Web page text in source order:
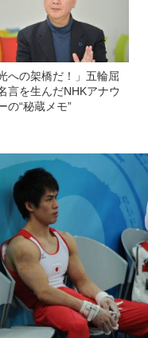
への架橋だ！」五輪屈
言を生んだNHKアナウ
の“秘蔵メモ”